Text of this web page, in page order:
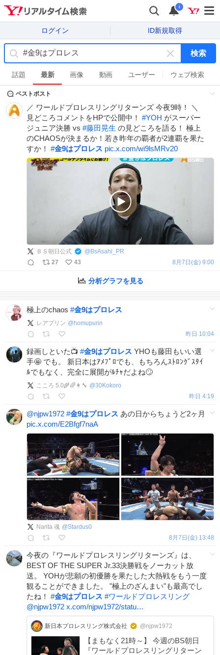
i
ログイン ID新規取得
キ
ー
ワ
ド
を
消
す
検索
話題 最新 画像 動画 ユーザー ウェブ検索
ベストポスト
／ ワールドプロレスリングリターンズ 今夜9時！ ＼
見どころコメントをHPで公開中！ #YOH がスーパー
ジュニア決勝 vs #藤田晃生 の見どころを語る！ 極上
のCHAOSが決まるか！若き昨年の覇者が2連覇を果た
すか！ #金9はプロレス pic.x.com/wi9lsMRv20
ＢＳ朝日公式 @ BsAsahi_PR
27
43 8月7日(金) 9:00
分析グラフを見る
極上のchaos #金9はプロレス
レアプリン @ homupurin
昨日 10:04
録画しといた📺 #金9はプロレス YHOも藤田もいい選
手🤩 でも。 新日本はｱﾒﾌﾟﾛでも、もちろんｽﾄﾛﾝｸﾞｽﾀｲ
ﾙでもなく、完全に展開がﾙﾁｬだよね🙄
こころ 5.0🌾🌈👩‍🔧 @30Kokoro
昨日 4:19
@njpw1972 #金9はプロレス あの日からちょうど2ヶ月
pic.x.com/E2Bfgf7naA
Narita 魂 @Stardus0
8月7日(金) 13:48
今夜の『ワールドプロレスリングリターンズ』は、
BEST OF THE SUPER Jr.33決勝戦をノーカット放
送。 YOHが悲願の初優勝を果たした大熱戦をもう一度
観ることができました。 "極上のざんまい"も最高でし
たね！ #金9はプロレス #ワールドプロレスリング
@njpw1972 x.com/njpw1972/statu…
新日本プロレスリング株式会社 @njpw1972
【まもなく21時～】 今週のBS朝日
『ワールドプロレスリングリターン